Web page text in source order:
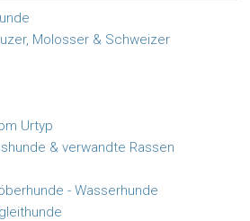
Molosser & Schweizer
Urtyp
& verwandte Rassen
- Wasserhunde